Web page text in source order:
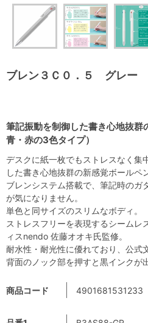
ブレン３Ｃ０．５ グレー
筆記振動を制御した書き心地抜群
青・赤の3色タイプ）
商品コード 4901681531233
デスクに紙一枚でもストレスなく集
した書き心地抜群の新感覚ボールペン
ブレンシステム搭載で、筆記時のガ
が気になりません。
単色と同サイズのスリムなボディ。
ストレスフリーを表現するシームレ
ィスnendo 佐藤オオキ氏監修。
耐水性・耐光性に優れており、公式
背面のノック部を押すと黒インクが